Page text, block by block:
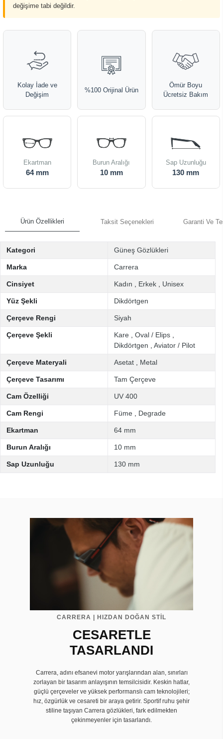
değişime tabi değildir.
Kolay İade ve
Değişim
%100 Orijinal Ürün
Ömür Boyu
Ücretsiz Bakım
Ekartman
64 mm
Burun Aralığı
10 mm
Sap Uzunluğu
130 mm
Ürün Özellikleri Taksit Seçenekleri Garanti Ve
Kategori Güneş Gözlükleri
Marka Carrera
Cinsiyet Kadın Erkek Unisex
Yüz Şekli Dikdörtgen
Çerçeve Rengi Siyah
Çerçeve Şekli Kare Oval / Elips
Dikdörtgen
Aviator / Pilot
Çerçeve Materyali Asetat Metal
Çerçeve Tasarımı Tam Çerçeve
Cam Özelliği UV 400
Cam Rengi Füme Degrade
Ekartman 64 mm
Burun Aralığı 10 mm
Sap Uzunluğu 130 mm
CARRERA | HIZDAN DOĞAN STİL
CESARETLE
TASARLANDI
Carrera, adını efsanevi motor yarışlarından alan, sınırları
zorlayan bir tasarım anlayışının temsilcisidir. Keskin hatlar,
güçlü çerçeveler ve yüksek performanslı cam teknolojileri;
hız, özgürlük ve cesareti bir araya getirir. Sportif ruhu şehir
stiline taşıyan Carrera gözlükleri, fark edilmekten
çekinmeyenler için tasarlandı.